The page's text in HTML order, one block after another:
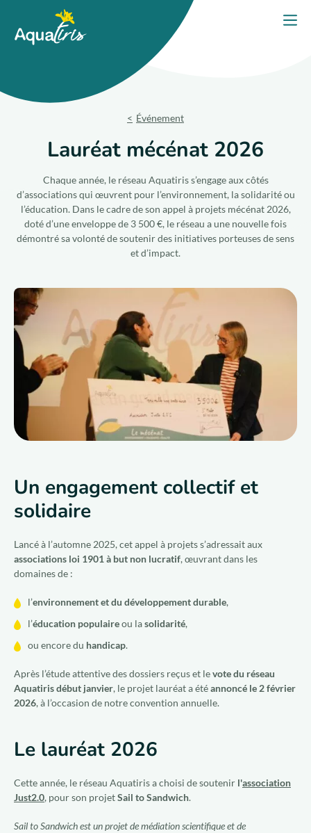
Qui sommes-nous ?
Nous rejoindre
FR
Nos solutions
Nos engagements
Événement
Lauréat mécénat 2026
Chaque année, le réseau Aquatiris s’engage aux côtés
d’associations qui œuvrent pour l’environnement, la solidarité ou
l’éducation. Dans le cadre de son appel à projets mécénat 2026,
doté d’une enveloppe de 3 500 €, le réseau a une nouvelle fois
démontré sa volonté de soutenir des initiatives porteuses de sens
et d’impact.
Un engagement collectif et
solidaire
Lancé à l’automne 2025, cet appel à projets s’adressait aux
associations loi 1901 à but non lucratif, œuvrant dans les
domaines de :
l’environnement et du développement durable,
l’éducation populaireou lasolidarité,
ou encore du handicap.
Après l’étude attentive des dossiers reçus et levote du réseau
Aquatiris début janvier, le projet lauréat a étéannoncé le 2 février
2026, à l’occasion de notre convention annuelle.
Le lauréat 2026
Cette année, le réseau Aquatiris a choisi de soutenir l'association
Just2.0, pour son projetSail to Sandwich.
Sail to Sandwich est un projet de médiation scientifique et de